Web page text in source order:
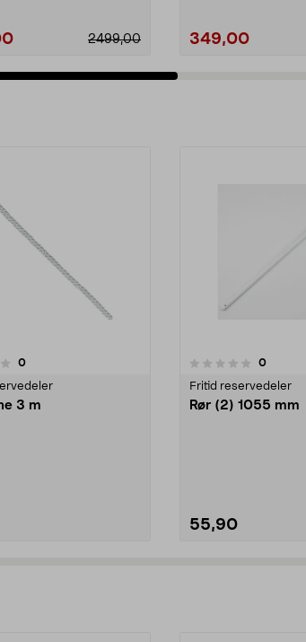
2499,00 349,00
0anmeldelser
3 m
0.0 av 5 stjerner 0
Fritid reservedeler
Rør (2) 1055 mm
55,90
2.0av 5